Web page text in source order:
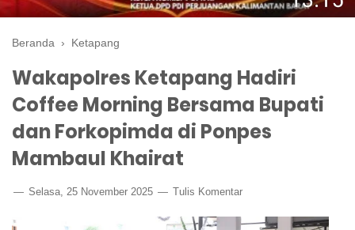
Beranda › Ketapang
Wakapolres Ketapang Hadiri
Coffee Morning Bersama Bupati
dan Forkopimda di Ponpes
Mambaul Khairat
Selasa, 25 November 2025 Tulis Komentar